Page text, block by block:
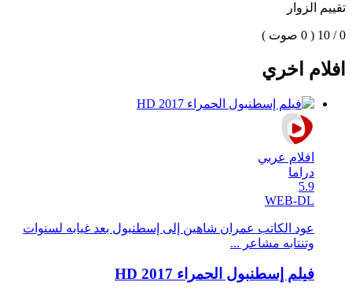
تقييم الزوار
0 / 10 ( 0 صوت )
افلام اخري
افلام عربي
دراما
5.9
WEB-DL
عود الكاتب عمران شاهين إلى إسطنبول بعد غيابه لسنوات
وتنتابه مشاعر ...
فيلم إسطنبول الحمراء 2017 HD